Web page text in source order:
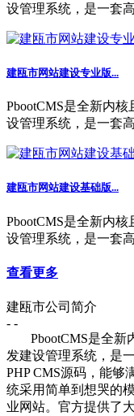
设管理系统，是一套
建瓯市网站建设专业版...
PbootCMS是全新内
设管理系统，是一套
建瓯市网站建设基础版...
PbootCMS是全新内
设管理系统，是一套
查看更多
建瓯市公司简介
- -
PbootCMS是全新
发建设管理系统，是
PHP CMS源码，能够
统采用简单到想哭的
业网站。官方提供了